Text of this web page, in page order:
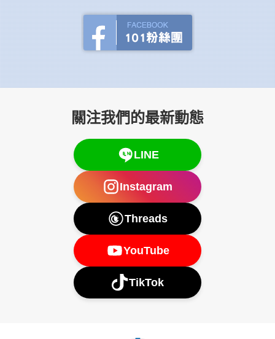
關注我們的最新動態
LINE
Instagram
Threads
YouTube
TikTok